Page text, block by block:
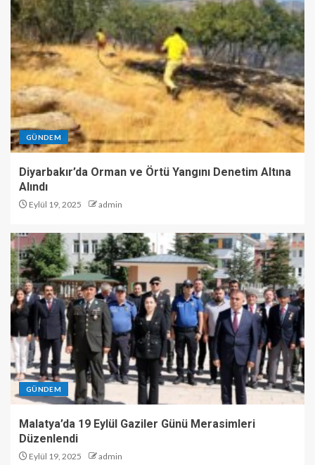
GÜNDEM
Diyarbakır’da Orman ve Örtü Yangını Denetim Altına
Alındı
Eylül 19, 2025 admin
GÜNDEM
Malatya’da 19 Eylül Gaziler Günü Merasimleri
Düzenlendi
Eylül 19, 2025 admin